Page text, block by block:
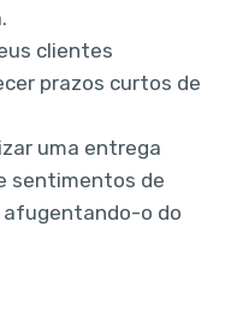
clientes
prazos curtos de
uma entrega
sentimentos de
o do